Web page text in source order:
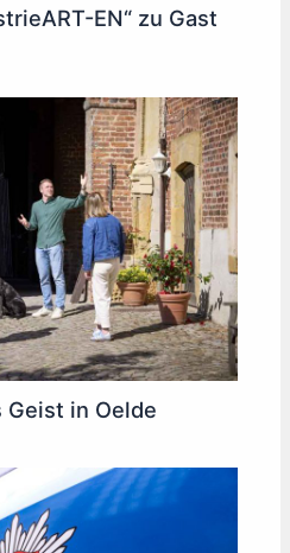
EN“ zu Gast
in Oelde